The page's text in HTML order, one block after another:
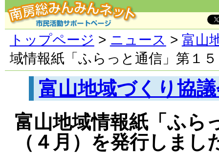
トップページ > ニュース > 富山
域情報紙「ふらっと通信」第１
富山地域づくり協
富山地域情報紙「ふら
（４月）を発行しまし